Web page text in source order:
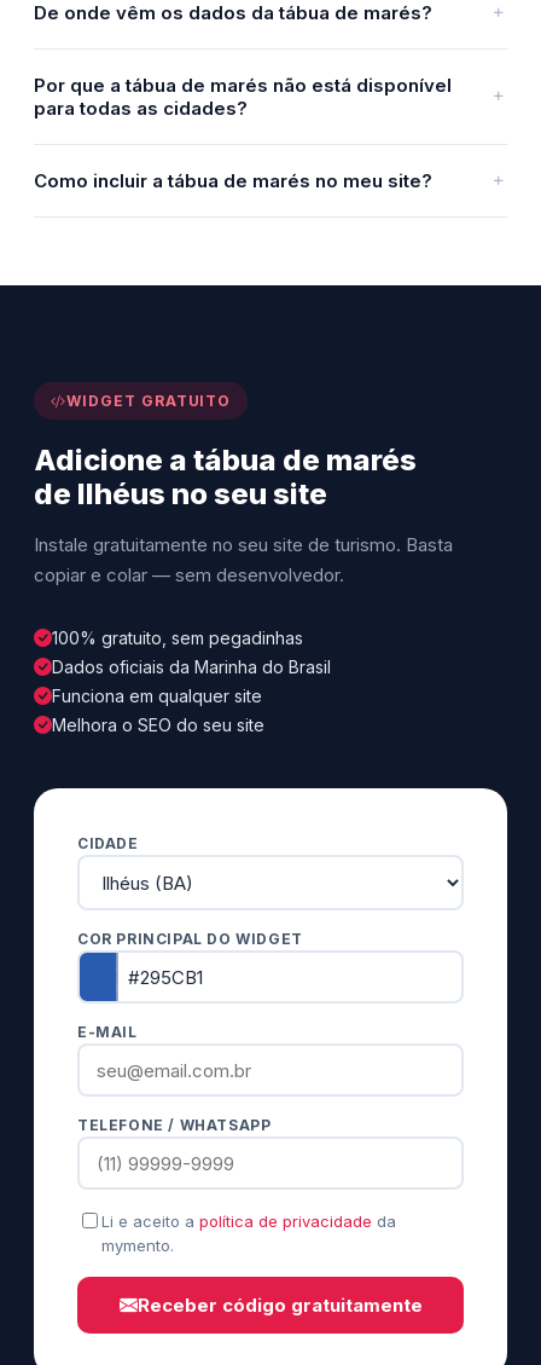
De onde vêm os dados da tábua de marés?
Por que a tábua de marés não está disponível
para todas as cidades?
Como incluir a tábua de marés no meu site?
WIDGET GRATUITO
Adicione a tábua de marés
de Ilhéus no seu site
Instale gratuitamente no seu site de turismo. Basta
copiar e colar — sem desenvolvedor.
100% gratuito, sem pegadinhas
Dados oficiais da Marinha do Brasil
Funciona em qualquer site
Melhora o SEO do seu site
CIDADE
COR PRINCIPAL DO WIDGET
E-MAIL
TELEFONE / WHATSAPP
Li e aceito a política de privacidade da
mymento.
Receber código gratuitamente